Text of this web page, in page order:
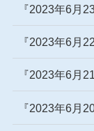
『2023年6月
『2023年6月
『2023年6月
『2023年6月